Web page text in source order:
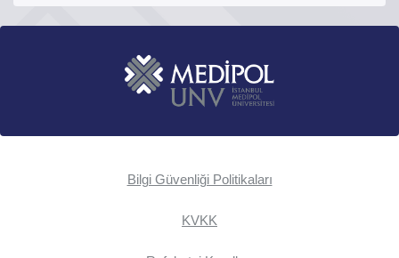
Bilgi Güvenliği Politikaları
KVKK